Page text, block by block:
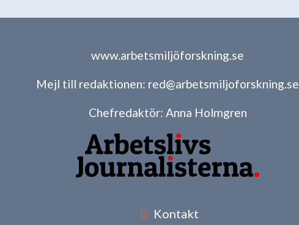
www.arbetsmiljöforskning.se
Mejl till redaktionen: red@arbetsmiljoforskning.se
Chefredaktör: Anna Holmgren
Kontakt